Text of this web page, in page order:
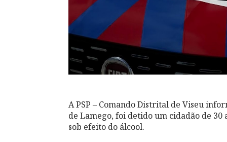
A PSP – Comando Distrital de Viseu
de Lamego, foi detido um cidadão de
sob efeito do álcool.